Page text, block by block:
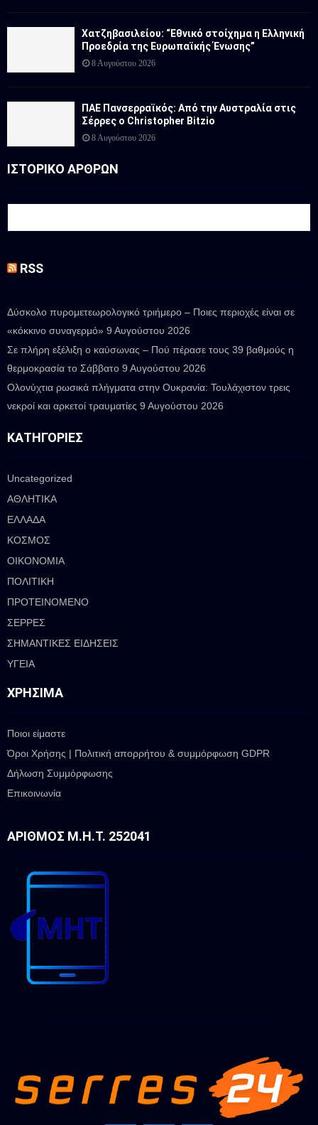
Χατζηβασιλείου: “Εθνικό στοίχημα η Ελληνική
Προεδρία της Ευρωπαϊκής Ένωσης”
8 Αυγούστου 2026
ΠΑΕ Πανσερραϊκός: Από την Αυστραλία στις
Σέρρες ο Christopher Bitzio
8 Αυγούστου 2026
ΙΣΤΟΡΙΚΟ ΑΡΘΡΩΝ
RSS
Δύσκολο πυρομετεωρολογικό τριήμερο – Ποιες περιοχές είναι σε
«κόκκινο συναγερμό» 9 Αυγούστου 2026
Σε πλήρη εξέλιξη ο καύσωνας – Πού πέρασε τους 39 βαθμούς η
θερμοκρασία το Σάββατο 9 Αυγούστου 2026
Ολονύχτια ρωσικά πλήγματα στην Ουκρανία: Τουλάχιστον τρεις
νεκροί και αρκετοί τραυματίες 9 Αυγούστου 2026
ΚΑΤΗΓΟΡΊΕΣ
Uncategorized
ΑΘΛΗΤΙΚΑ
ΕΛΛΑΔΑ
ΚΟΣΜΟΣ
ΟΙΚΟΝΟΜΙΑ
ΠΟΛΙΤΙΚΗ
ΠΡΟΤΕΙΝΟΜΕΝΟ
ΣΕΡΡΕΣ
ΣΗΜΑΝΤΙΚΕΣ ΕΙΔΗΣΕΙΣ
ΥΓΕΙΑ
ΧΡΉΣΙΜΑ
Ποιοι είμαστε
Όροι Χρήσης | Πολιτική απορρήτου & συμμόρφωση GDPR
Δήλωση Συμμόρφωσης
Επικοινωνία
ΑΡΙΘΜΌΣ Μ.Η.Τ. 252041